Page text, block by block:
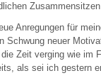
Anregungen für
Schwung neuer
Zeit verging wie im
als sei ich gestern